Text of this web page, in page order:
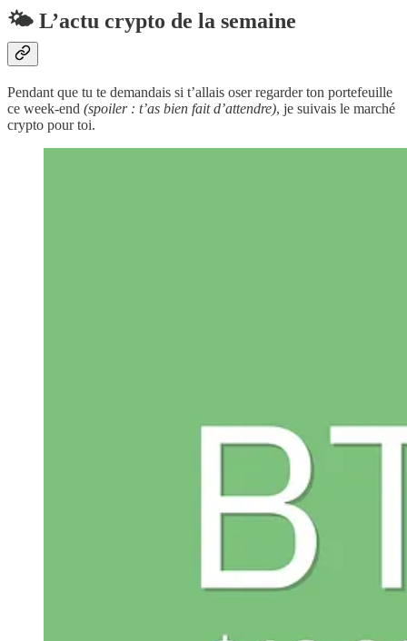
🌤️ L’actu crypto de la semaine
Pendant que tu te demandais si t’allais oser regarder ton portefeuille
ce week-end (spoiler : t’as bien fait d’attendre), je suivais le marché
crypto pour toi.